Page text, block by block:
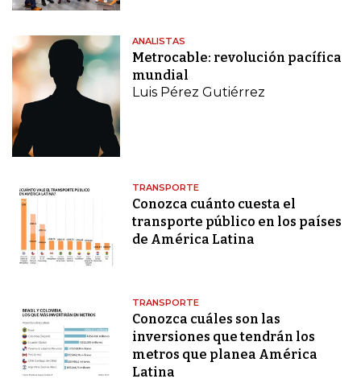
ANALISTAS
Metrocable: revolución pacífica
mundial
Luis Pérez Gutiérrez
TRANSPORTE
Conozca cuánto cuesta el
transporte público en los países
de América Latina
TRANSPORTE
Conozca cuáles son las
inversiones que tendrán los
metros que planea América
Latina